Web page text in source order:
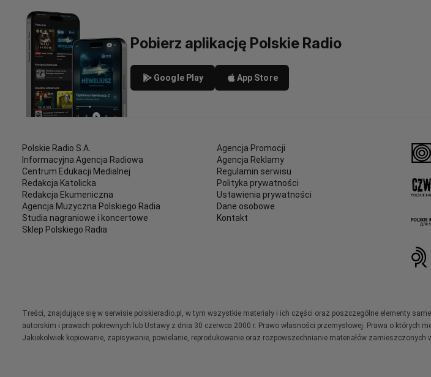
Pobierz aplikację Polskie Radio
Google Play App Store
Polskie Radio S.A.
Informacyjna Agencja Radiowa
Centrum Edukacji Medialnej
Redakcja Katolicka
Redakcja Ekumeniczna
Agencja Muzyczna Polskiego Radia
Studia nagraniowe i koncertowe
Sklep Polskiego Radia
Agencja Promocji
Agencja Reklamy
Regulamin serwisu
Polityka prywatności
Ustawienia prywatności
Dane osobowe
Kontakt
Treści, znajdujące się w serwisie polskieradio.pl, w tym wszystkie materiały i ich części oraz poszczególne elementy
autorskim i prawach pokrewnych lub Ustawy z dnia 30 czerwca 2000 r. Prawo własności przemysłowej. Prawa o
Jakiekolwiek kopiowanie, zapisywanie, powielanie, reprodukowanie oraz rozpowszechnianie materiałów